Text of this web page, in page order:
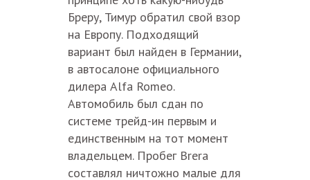
Бреру, Тимур обратил свой взор
на Европу. Подходящий
вариант был найден в Германии,
в автосалоне официального
дилера Alfa Romeo.
Автомобиль был сдан по
системе трейд-ин первым и
единственным на тот момент
владельцем. Пробег Brera
составлял ничтожно малые для